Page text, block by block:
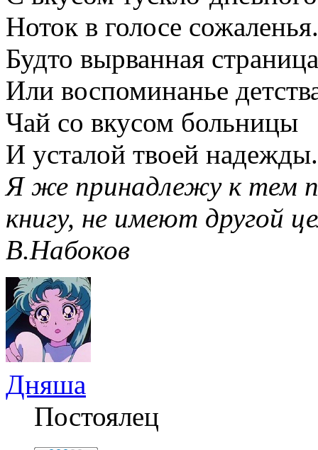
Ноток в голосе сожаленья.
Будто вырванная страница
Или воспоминанье
Чай со вкусом больницы
И усталой твоей надежды.
Я же принадлежу к тем
книгу, не имеют другой
В.Набоков
Дняша
Постоялец